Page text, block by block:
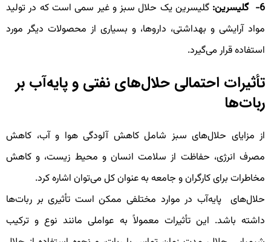
گلیسرین:گلیسرین یک حلال سبز و غیر سمی است که در تولید
مواد آرایشی و بهداشتی، داروها، و بسیاری از محصولات دیگر مورد
استفاده قرار می‌گیرد.
تأثیرات احتمالی حلال‌های نفتی و پایه‌آب بر
ربات‌ها
از مزایای حلال‌های سبز شامل کاهش آلودگی هوا و آب، کاهش
مصرف انرژی، حفاظت از سلامت انسان و محیط زیست، و کاهش
مخاطرات برای کارگران و جامعه به عنوان کل می‌توان اشاره کرد.
حلال‌های پایه‌آب در موارد مختلفی ممکن است تأثیری بر ربات‌ها
داشته باشد. این تأثیرات معمولاً به عواملی مانند نوع و ترکیب